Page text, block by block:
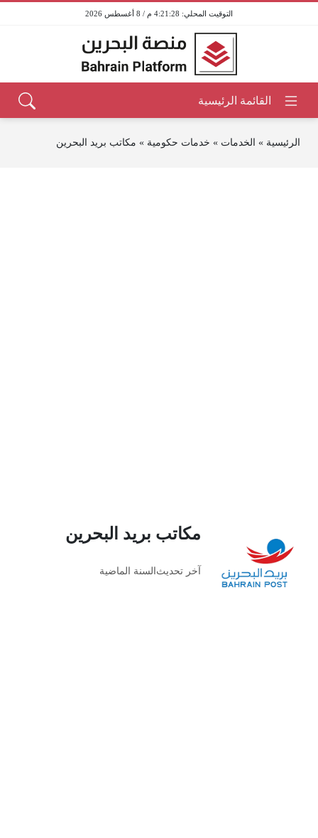
4:21:29 م / 8 أغسطس 2026
الرئيسية » الخدمات » خدمات حكومية » مكاتب بريد البحرين
مكاتب بريد البحرين
آخر تحديث السنة الماضية